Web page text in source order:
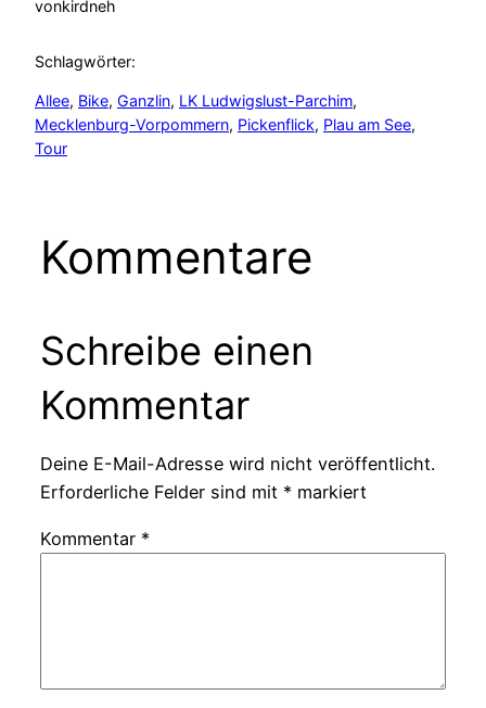
vonkirdneh
Schlagwörter:
Allee, Bike, Ganzlin, LK Ludwigslust-Parchim
Mecklenburg-Vorpommern, Pickenflick, Plau am See
Tour
Kommentare
Schreibe einen
Kommentar
Deine E-Mail-Adresse wird nicht veröffentlicht.
Erforderliche Felder sind mit * markiert
Kommentar *